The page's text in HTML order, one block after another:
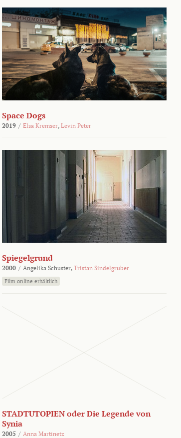
Space Dogs
2019 / Elsa Kremser, Levin Peter
Spiegelgrund
2000 / Angelika Schuster, Tristan Sindelgruber
Film online erhältlich
STADTUTOPIEN oder Die Legende von
Synia
2005 / Anna Martinetz